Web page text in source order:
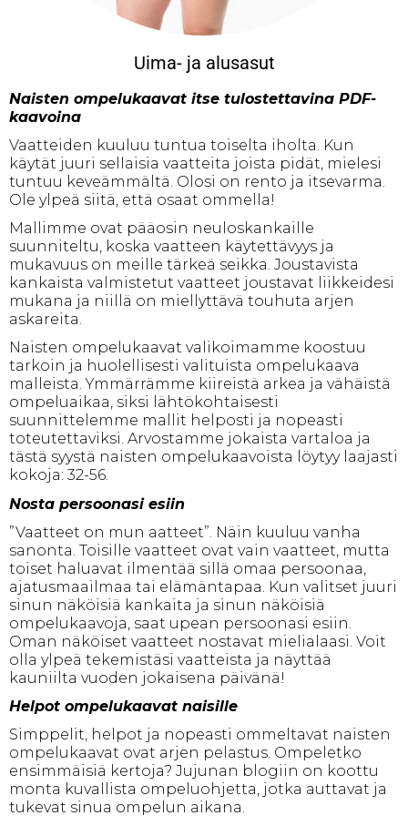
Uima- ja alusasut
Naisten ompelukaavat itse tulostettavina PDF-
kaavoina
Vaatteiden kuuluu tuntua toiselta iholta. Kun
käytät juuri sellaisia vaatteita joista pidät, mielesi
tuntuu keveämmältä. Olosi on rento ja itsevarma.
Ole ylpeä siitä, että osaat ommella!
Mallimme ovat pääosin neuloskankaille
suunniteltu, koska vaatteen käytettävyys ja
mukavuus on meille tärkeä seikka. Joustavista
kankaista valmistetut vaatteet joustavat liikkeidesi
mukana ja niillä on miellyttävä touhuta arjen
askareita.
Naisten ompelukaavat valikoimamme koostuu
tarkoin ja huolellisesti valituista ompelukaava
malleista. Ymmärrämme kiireistä arkea ja vähäistä
ompeluaikaa, siksi lähtökohtaisesti
suunnittelemme mallit helposti ja nopeasti
toteutettaviksi. Arvostamme jokaista vartaloa ja
tästä syystä naisten ompelukaavoista löytyy laajasti
kokoja: 32-56.
Nosta persoonasi esiin
”Vaatteet on mun aatteet”. Näin kuuluu vanha
sanonta. Toisille vaatteet ovat vain vaatteet, mutta
toiset haluavat ilmentää sillä omaa persoonaa,
ajatusmaailmaa tai elämäntapaa. Kun valitset juuri
sinun näköisiä kankaita ja sinun näköisiä
ompelukaavoja, saat upean persoonasi esiin.
Oman näköiset vaatteet nostavat mielialaasi. Voit
olla ylpeä tekemistäsi vaatteista ja näyttää
kauniilta vuoden jokaisena päivänä!
Helpot ompelukaavat naisille
Simppelit, helpot ja nopeasti ommeltavat naisten
ompelukaavat ovat arjen pelastus. Ompeletko
ensimmäisiä kertoja? Jujunan blogiin on koottu
monta kuvallista ompeluohjetta, jotka auttavat ja
tukevat sinua ompelun aikana.